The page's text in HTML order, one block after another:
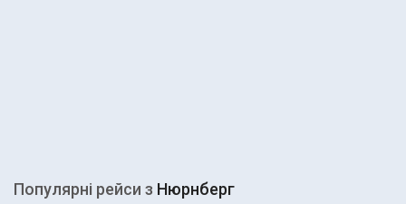
Популярні рейcи з Нюрнберг